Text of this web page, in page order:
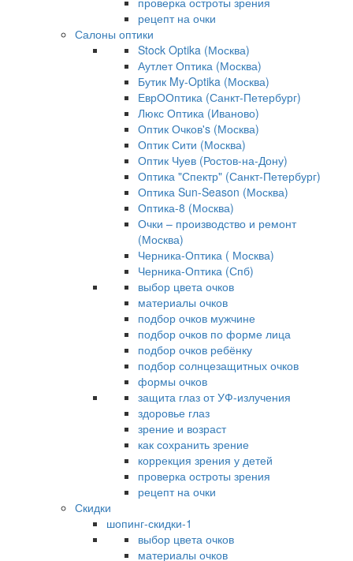
рецепт на очки
Салоны оптики
Stock Optika (Москва)
Аутлет Оптика (Москва)
Бутик My-Optika (Москва)
ЕврООптика (Санкт-Петербург)
Люкс Оптика (Иваново)
Оптик Очков's (Москва)
Оптик Сити (Москва)
Оптик Чуев (Ростов-на-Дону)
Оптика "Спектр" (Санкт-Петербург)
Оптика Sun-Season (Москва)
Оптика-8 (Москва)
Очки – производство и ремонт
(Москва)
Черника-Оптика ( Москва)
Черника-Оптика (Спб)
выбор цвета очков
материалы очков
подбор очков мужчине
подбор очков по форме лица
подбор очков ребёнку
подбор солнцезащитных очков
формы очков
защита глаз от УФ-излучения
здоровье глаз
зрение и возраст
как сохранить зрение
коррекция зрения у детей
проверка остроты зрения
рецепт на очки
Скидки
шопинг-скидки-1
выбор цвета очков
материалы очков